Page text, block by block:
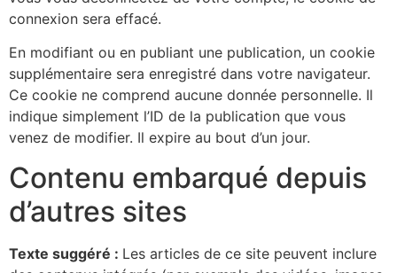
connexion sera effacé.
En modifiant ou en publiant une publication, un cookie
supplémentaire sera enregistré dans votre navigateur.
Ce cookie ne comprend aucune donnée personnelle. Il
indique simplement l’ID de la publication que vous
venez de modifier. Il expire au bout d’un jour.
Contenu embarqué depuis
d’autres sites
Texte suggéré : Les articles de ce site peuvent inclure